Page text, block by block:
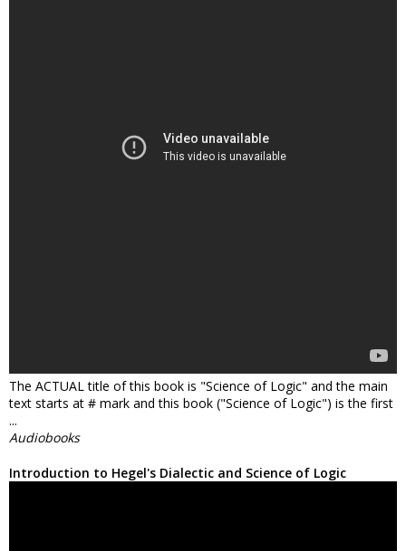
The ACTUAL title of this book is "Science of Logic" and the main
text starts at # mark and this book ("Science of Logic") is the first
...
Audiobooks
Introduction to Hegel's Dialectic and Science of Logic